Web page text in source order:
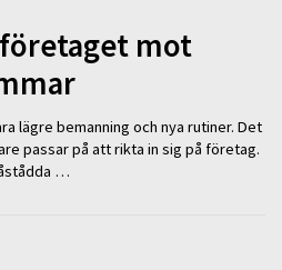
mot
lägre bemanning och nya rutiner. Det
passar på att rikta in sig på företag.
…